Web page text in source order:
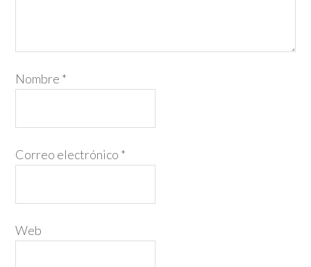
Nombre *
Correo electrónico *
Web